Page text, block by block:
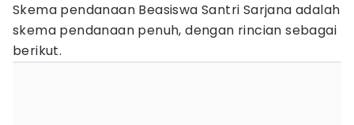
Skema pendanaan Beasiswa Santri Sarjana adalah
skema pendanaan penuh, dengan rincian sebagai
berikut.